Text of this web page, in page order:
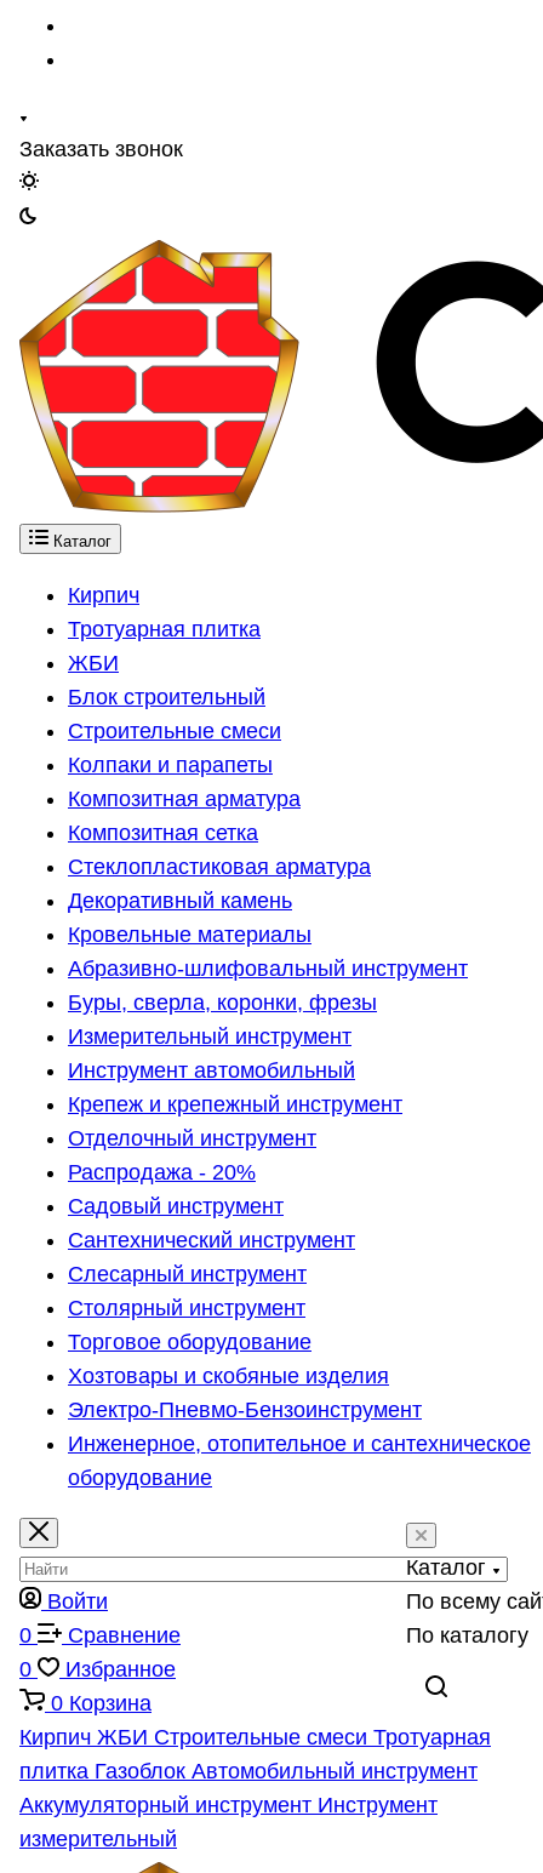
Заказать звонок
Каталог
Кирпич
Тротуарная плитка
ЖБИ
Блок строительный
Строительные смеси
Колпаки и парапеты
Композитная арматура
Композитная сетка
Стеклопластиковая арматура
Декоративный камень
Кровельные материалы
Абразивно-шлифовальный инструмент
Буры, сверла, коронки, фрезы
Измерительный инструмент
Инструмент автомобильный
Крепеж и крепежный инструмент
Отделочный инструмент
Распродажа - 20%
Садовый инструмент
Сантехнический инструмент
Слесарный инструмент
Столярный инструмент
Торговое оборудование
Хозтовары и скобяные изделия
Электро-Пневмо-Бензоинструмент
Инженерное, отопительное и сантехническое
оборудование
Каталог
По всему
По каталогу
Войти
0
Сравнение
0
Избранное
0 Корзина
Кирпич ЖБИ Строительные смеси Тротуарная
плитка Газоблок Автомобильный инструмент
Аккумуляторный инструмент Инструмент
измерительный